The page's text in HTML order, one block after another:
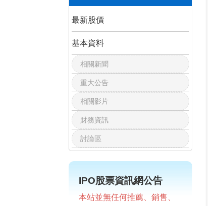
最新股價
基本資料
相關新聞
重大公告
相關影片
財務資訊
討論區
IPO股票資訊網公告
本站並無任何推薦、銷售、